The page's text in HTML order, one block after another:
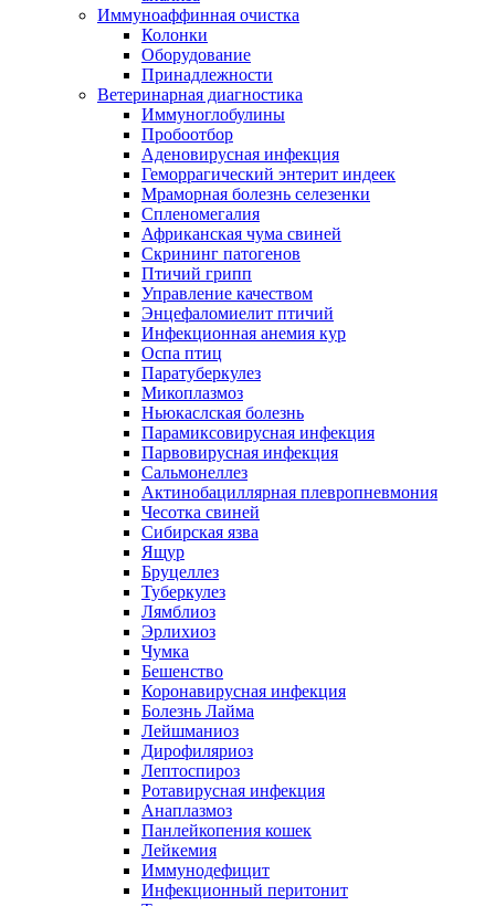
Иммуноаффинная очистка
Колонки
Оборудование
Принадлежности
Ветеринарная диагностика
Иммуноглобулины
Пробоотбор
Аденовирусная инфекция
Геморрагический энтерит индеек
Мраморная болезнь селезенки
Спленомегалия
Африканская чума свиней
Скрининг патогенов
Птичий грипп
Управление качеством
Энцефаломиелит птичий
Инфекционная анемия кур
Оспа птиц
Паратуберкулез
Микоплазмоз
Ньюкаслская болезнь
Парамиксовирусная инфекция
Парвовирусная инфекция
Сальмонеллез
Актинобациллярная плевропневмония
Чесотка свиней
Сибирская язва
Ящур
Бруцеллез
Туберкулез
Лямблиоз
Эрлихиоз
Чумка
Бешенство
Коронавирусная инфекция
Болезнь Лайма
Лейшманиоз
Дирофиляриоз
Лептоспироз
Ротавирусная инфекция
Анаплазмоз
Панлейкопения кошек
Лейкемия
Иммунодефицит
Инфекционный перитонит